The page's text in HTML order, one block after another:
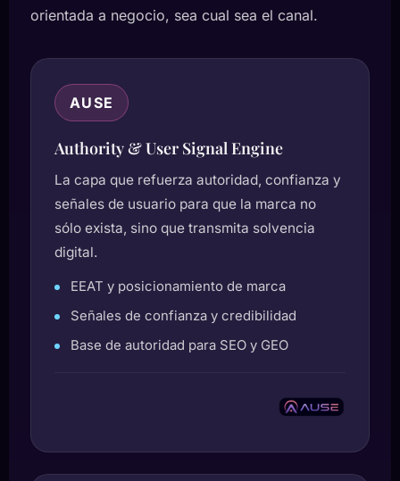
orientada a negocio, sea cual sea el canal.
AUSE
Authority & User Signal Engine
La capa que refuerza autoridad, confianza y
señales de usuario para que la marca no
sólo exista, sino que transmita solvencia
digital.
EEAT y posicionamiento de marca
Señales de confianza y credibilidad
Base de autoridad para SEO y GEO